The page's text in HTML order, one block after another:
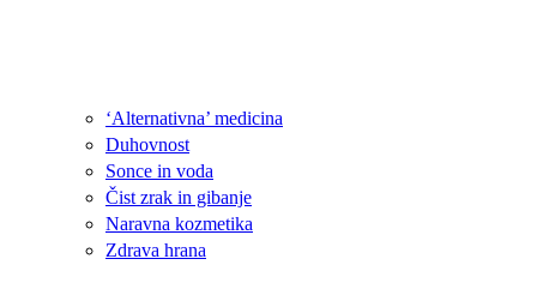
‘Alternativna’ medicina
Duhovnost
Sonce in voda
Čist zrak in gibanje
Naravna kozmetika
Zdrava hrana